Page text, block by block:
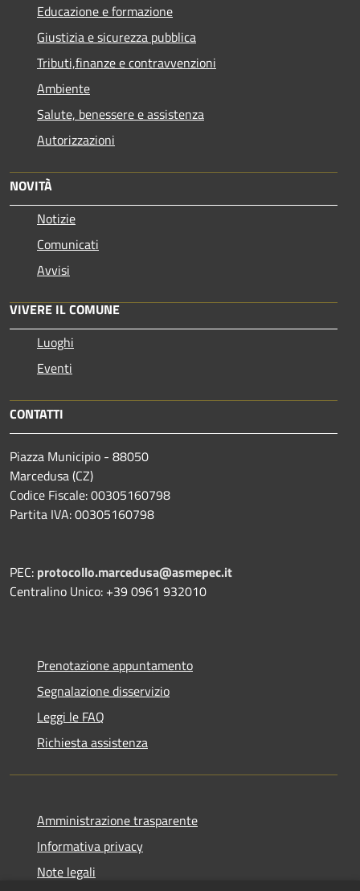
Educazione e formazione
Giustizia e sicurezza pubblica
Tributi,finanze e contravvenzioni
Ambiente
Salute, benessere e assistenza
Autorizzazioni
NOVITÀ
Notizie
Comunicati
Avvisi
VIVERE IL COMUNE
Luoghi
Eventi
CONTATTI
Piazza Municipio - 88050
Marcedusa (CZ)
Codice Fiscale: 00305160798
Partita IVA: 00305160798
PEC: protocollo.marcedusa@asmepec.it
Centralino Unico: +39 0961 932010
Prenotazione appuntamento
Segnalazione disservizio
Leggi le FAQ
Richiesta assistenza
Amministrazione trasparente
Informativa privacy
Note legali